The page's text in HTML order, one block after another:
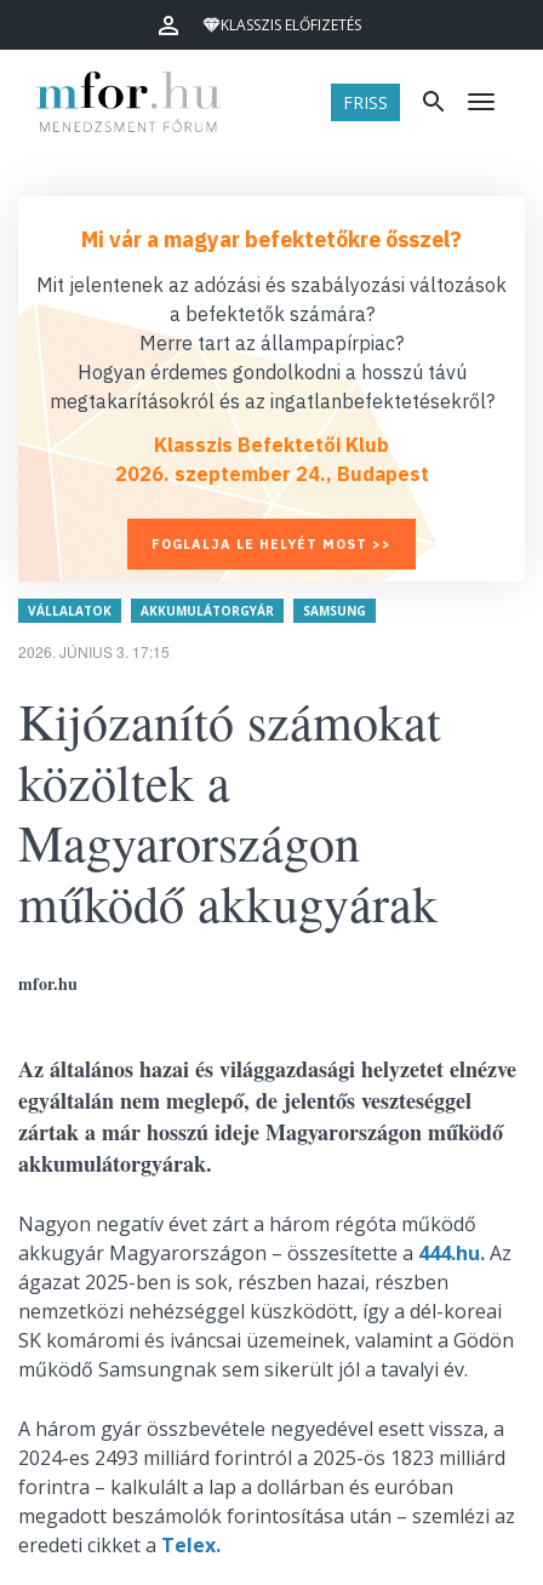
KLASSZIS ELŐFIZETÉS
FRISS Menü
Mi vár a magyar befektetőkre ősszel?
Mit jelentenek az adózási és szabályozási változások
a befektetők számára?
Merre tart az állampapírpiac?
Hogyan érdemes gondolkodni a hosszú távú
megtakarításokról és az ingatlanbefektetésekről?
Klasszis Befektetői Klub
2026. szeptember 24., Budapest
FOGLALJA LE HELYÉT MOST >>
VÁLLALATOK AKKUMULÁTORGYÁR SAMSUNG
2026. JÚNIUS 3. 17:15
Kijózanító számokat
közöltek a
Magyarországon
működő akkugyárak
mfor.hu
Az általános hazai és világgazdasági helyzetet elnézve
egyáltalán nem meglepő, de jelentős veszteséggel
zártak a már hosszú ideje Magyarországon működő
akkumulátorgyárak.
Nagyon negatív évet zárt a három régóta működő
akkugyár Magyarországon – összesítette a 444.hu.Az
ágazat 2025-ben is sok, részben hazai, részben
nemzetközi nehézséggel küszködött, így a dél-koreai
SK komáromi és iváncsai üzemeinek, valamint a Gödön
működő Samsungnak sem sikerült jól a tavalyi év.
A három gyár összbevétele negyedével esett vissza, a
2024-es 2493 milliárd forintról a 2025-ös 1823 milliárd
forintra – kalkulált a lap a dollárban és euróban
megadott beszámolók forintosítása után – szemlézi az
eredeti cikket a Telex.